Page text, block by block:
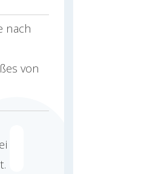
nach
von